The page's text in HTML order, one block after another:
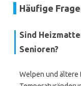
Häufige
Sind
Senioren?
Welpen und ältere